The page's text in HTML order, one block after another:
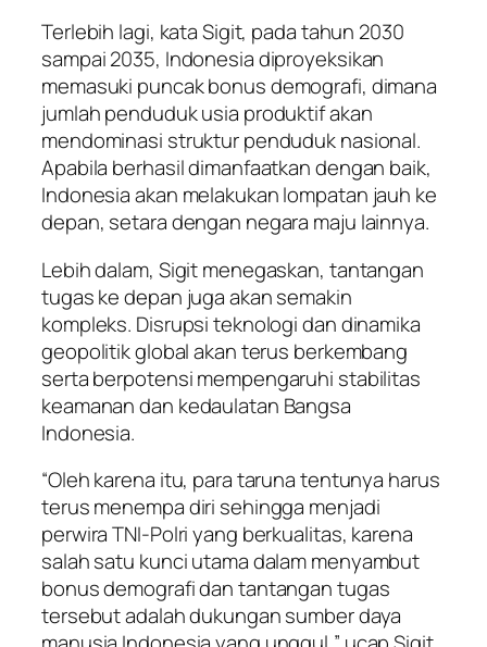
Terlebih lagi, kata Sigit, pada tahun 2030
sampai 2035, Indonesia diproyeksikan
memasuki puncak bonus demografi, dimana
jumlah penduduk usia produktif akan
mendominasi struktur penduduk nasional.
Apabila berhasil dimanfaatkan dengan baik,
Indonesia akan melakukan lompatan jauh ke
depan, setara dengan negara maju lainnya.
Lebih dalam, Sigit menegaskan, tantangan
tugas ke depan juga akan semakin
kompleks. Disrupsi teknologi dan dinamika
geopolitik global akan terus berkembang
serta berpotensi mempengaruhi stabilitas
keamanan dan kedaulatan Bangsa
Indonesia.
“Oleh karena itu, para taruna tentunya harus
terus menempa diri sehingga menjadi
perwira TNI-Polri yang berkualitas, karena
salah satu kunci utama dalam menyambut
bonus demografi dan tantangan tugas
tersebut adalah dukungan sumber daya